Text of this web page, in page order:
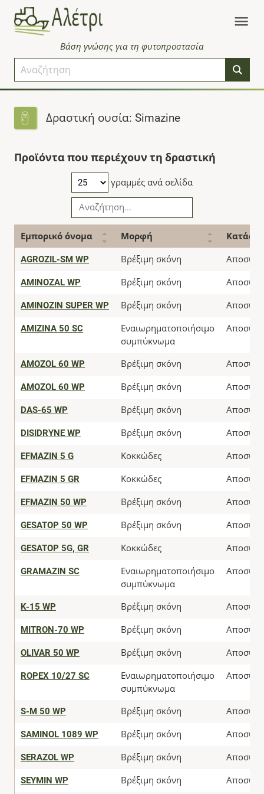
Βάση γνώσης για τη φυτοπροστασία
Δραστική ουσία: Simazine
Προϊόντα που περιέχουν τη δραστική
γραμμές ανά σελίδα
Εμπορικό όνομα Μορφή
AGROZIL-SM WP Βρέξιμη σκόνη
AMINOZAL WP Βρέξιμη σκόνη
AMINOZIN SUPER WP Βρέξιμη σκόνη
AMIZINA 50 SC
Εναιωρηματοποιήσιμο
συμπύκνωμα
AMOZOL 60 WP Βρέξιμη σκόνη
AMOZOL 60 WP Βρέξιμη σκόνη
DAS-65 WP Βρέξιμη σκόνη
DISIDRYNE WP Βρέξιμη σκόνη
EFMAZIN 5 G Κοκκώδες
EFMAZIN 5 GR Κοκκώδες
EFMAZIN 50 WP Βρέξιμη σκόνη
GESATOP 50 WP Βρέξιμη σκόνη
GESATOP 5G, GR Κοκκώδες
GRAMAZIN SC
Εναιωρηματοποιήσιμο
συμπύκνωμα
K-15 WP Βρέξιμη σκόνη
MITRON-70 WP Βρέξιμη σκόνη
OLIVAR 50 WP Βρέξιμη σκόνη
ROPEX 10/27 SC
Εναιωρηματοποιήσιμο
συμπύκνωμα
S-M 50 WP Βρέξιμη σκόνη
SAMINOL 1089 WP Βρέξιμη σκόνη
SERAZOL WP Βρέξιμη σκόνη
SEYMIN WP Βρέξιμη σκόνη